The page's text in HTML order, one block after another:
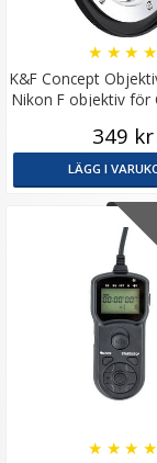
K&F Concept
Nikon F objektiv för
★ ★ ★ ★
349 kr
LÄGG I
★ ★ ★ ★